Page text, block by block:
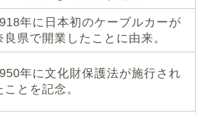
年に日本初のケーブルカーが
良県で開業したことに由来。
年に文化財保護法が施行され
ことを記念。